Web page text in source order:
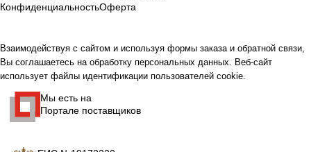
КонфиденциальностьОферта
Взаимодействуя с сайтом и используя формы заказа и обратной связи,
Вы соглашаетесь на обработку персональных данных. Веб-сайт
использует файлы идентификации пользователей cookie.
Мы есть на
Портале поставщиков